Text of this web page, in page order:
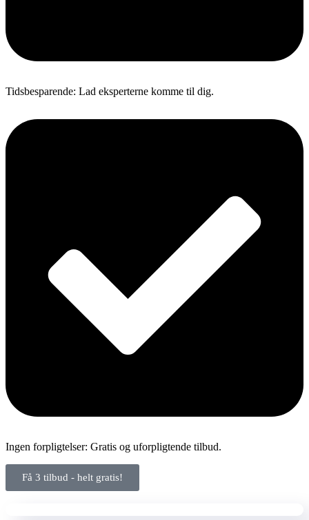
Tidsbesparende: Lad eksperterne komme til dig.
Ingen forpligtelser: Gratis og uforpligtende tilbud.
Få 3 tilbud - helt gratis!